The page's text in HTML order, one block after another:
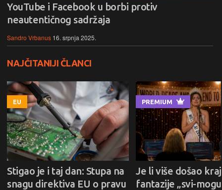
YouTube i Facebook u borbi protiv
neautentičnog sadržaja
Sandro Vrbanus 16. srpnja 2025.
NAJČITANIJI ČLANCI
EU
Stigao je i taj dan: Stupa na
snagu direktiva EU o pravu
PREMIUM
Je li više došao kraj
fantazije „svi-